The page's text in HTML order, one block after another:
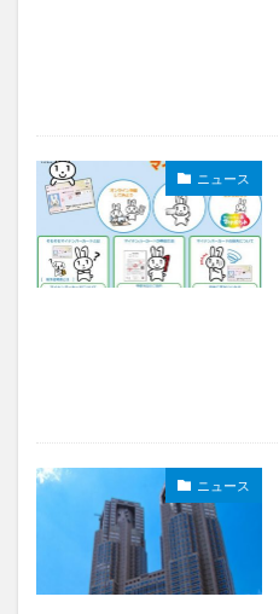
ニュース
ニュース